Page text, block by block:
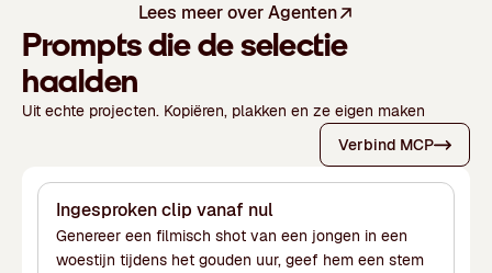
Lees meer over Agenten
Prompts die de selectie
haalden
Uit echte projecten. Kopiëren, plakken en ze eigen maken
Verbind MCP
Ingesproken clip vanaf nul
Genereer een filmisch shot van een jongen in een
woestijn tijdens het gouden uur, geef hem een stem